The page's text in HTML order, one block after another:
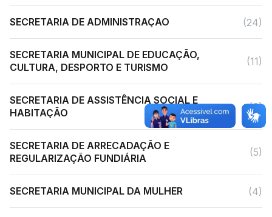
SECRETARIA DE ADMINISTRAÇAO (24)
SECRETARIA MUNICIPAL DE EDUCAÇÃO,
CULTURA, DESPORTO E TURISMO
(11)
SECRETARIA DE ASSISTÊNCIA SOCIAL E
HABITAÇÃO
(6)
SECRETARIA DE ARRECADAÇÃO E
REGULARIZAÇÃO FUNDIÁRIA
(5)
SECRETARIA MUNICIPAL DA MULHER (4)